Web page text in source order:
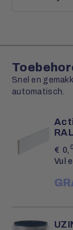
Snel en
automatisch.
€ 0,
Vul